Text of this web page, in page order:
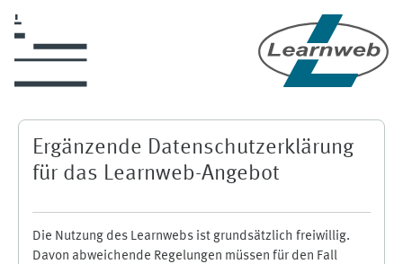
Ergänzende Datenschutzerklärung
für das Learnweb-Angebot
Die Nutzung des Learnwebs ist grundsätzlich freiwillig.
Davon abweichende Regelungen müssen für den Fall